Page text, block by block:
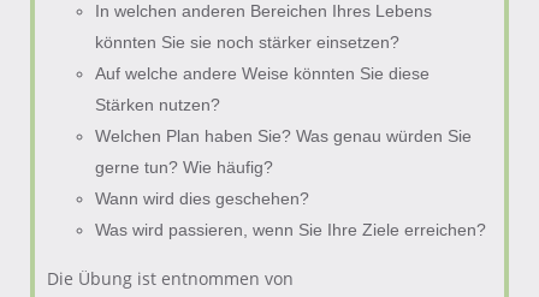
In welchen anderen Bereichen Ihres Lebens
könnten Sie sie noch stärker einsetzen?
Auf welche andere Weise könnten Sie diese
Stärken nutzen?
Welchen Plan haben Sie? Was genau würden Sie
gerne tun? Wie häufig?
Wann wird dies geschehen?
Was wird passieren, wenn Sie Ihre Ziele erreichen?
Die Übung ist entnommen von